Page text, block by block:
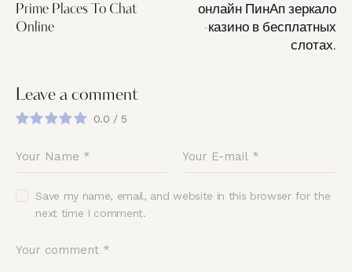
Prime Places To Chat
Online
онлайн ПинАп зеркало
-казино в бесплатных
слотах.
Leave a comment
0.0 / 5
Save my name, email, and website in this browser for the
next time I comment.